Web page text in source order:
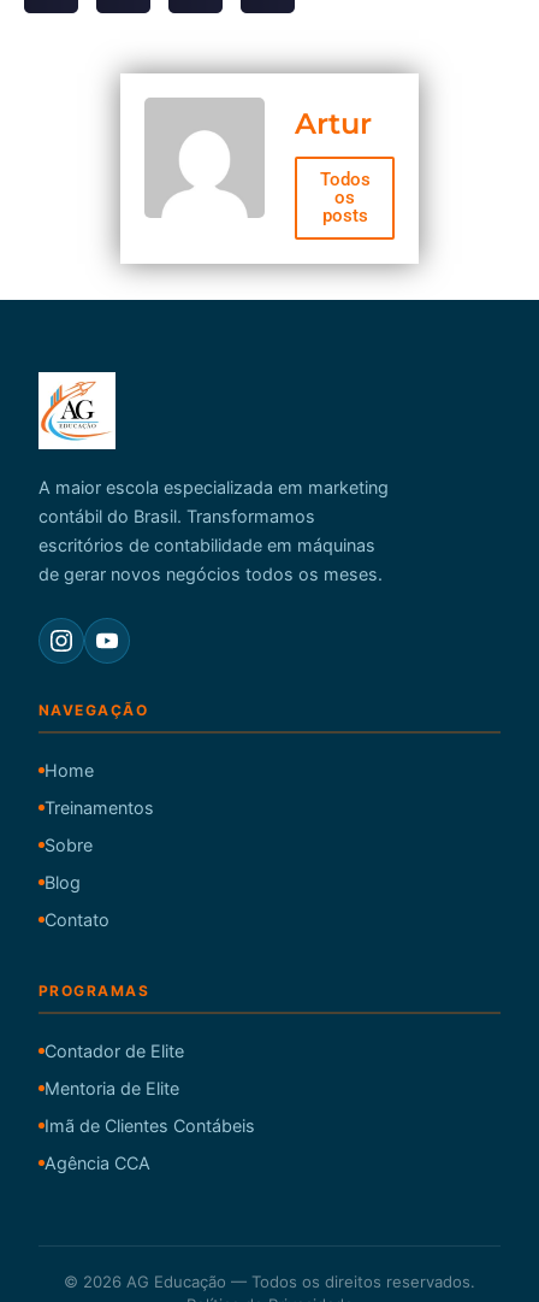
Artur
Todos
os
posts
A maior escola especializada em marketing
contábil do Brasil. Transformamos
escritórios de contabilidade em máquinas
de gerar novos negócios todos os meses.
NAVEGAÇÃO
Home
Treinamentos
Sobre
Blog
Contato
PROGRAMAS
Contador de Elite
Mentoria de Elite
Imã de Clientes Contábeis
Agência CCA
© 2026 AG Educação — Todos os direitos reservados.